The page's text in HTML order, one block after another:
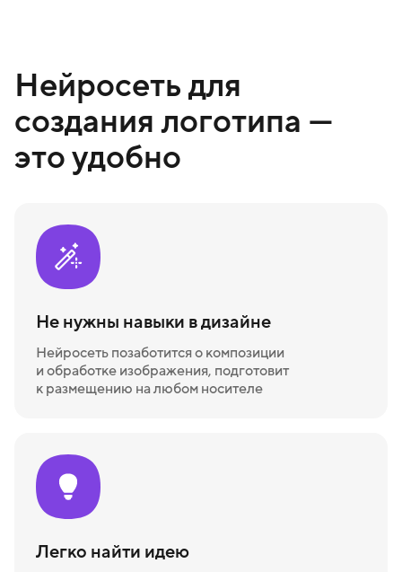
Нейросеть для
создания логотипа —
это удобно
Не нужны навыки в дизайне
Нейросеть позаботится о композиции
и обработке изображения, подготовит
к размещению на любом носителе
Легко найти идею